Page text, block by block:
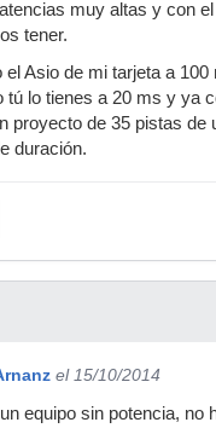
muy altas y con
tener.
el Asio de mi tarjeta a 100
tú lo tienes a 20 ms y ya
proyecto de 35 pistas de
duración.
el 15/10/2014
equipo sin potencia, no